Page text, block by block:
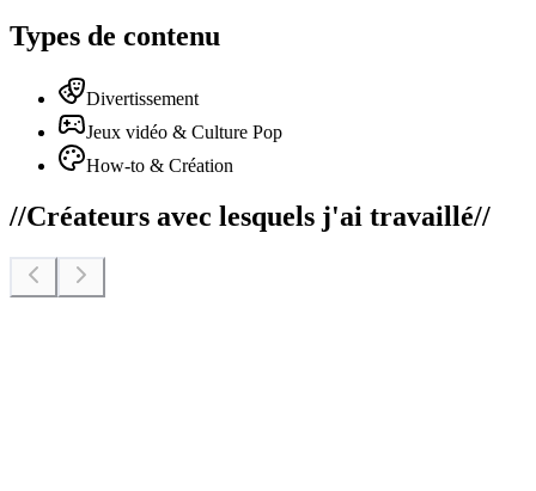
Types de contenu
Divertissement
Jeux vidéo & Culture Pop
How-to & Création
//Créateurs avec lesquels j'ai travaillé//